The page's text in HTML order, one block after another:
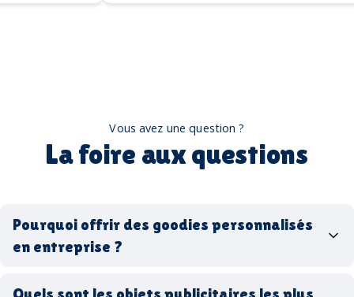
Vous avez une question ?
La foire aux questions
Pourquoi offrir des goodies personnalisés
en entreprise ?
Quels sont les objets publicitaires les plus